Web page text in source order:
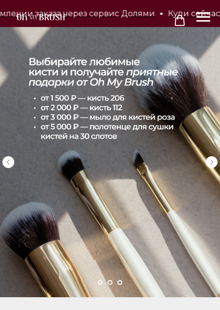
заказа через сервис Долями Купи сейчас,